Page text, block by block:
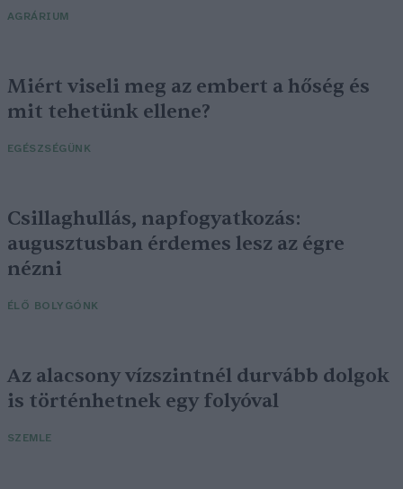
AGRÁRIUM
Miért viseli meg az embert a hőség és
mit tehetünk ellene?
EGÉSZSÉGÜNK
Csillaghullás, napfogyatkozás:
augusztusban érdemes lesz az égre
nézni
ÉLŐ BOLYGÓNK
Az alacsony vízszintnél durvább dolgok
is történhetnek egy folyóval
SZEMLE